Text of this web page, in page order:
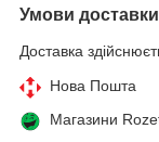
Умови доставки
Доставка
Нова Пошта
Магазини